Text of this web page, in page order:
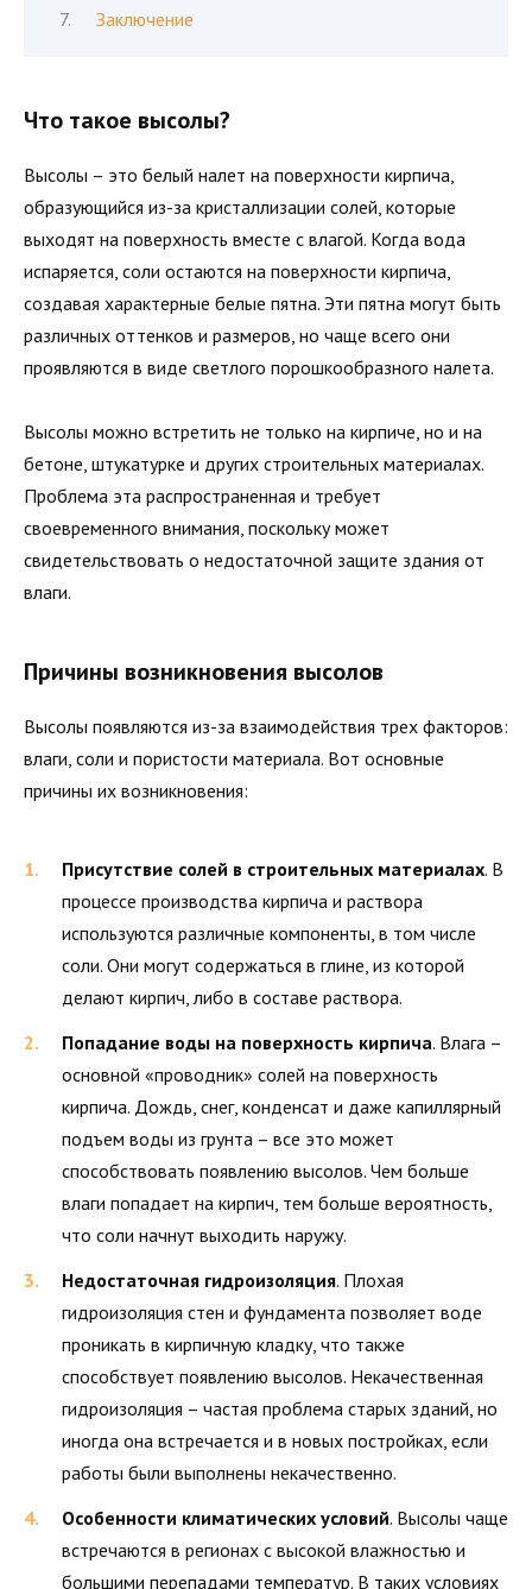
Заключение
Что такое высолы?
Высолы – это белый налет на поверхности кирпича,
образующийся из-за кристаллизации солей, которые
выходят на поверхность вместе с влагой. Когда вода
испаряется, соли остаются на поверхности кирпича,
создавая характерные белые пятна. Эти пятна могут быть
различных оттенков и размеров, но чаще всего они
проявляются в виде светлого порошкообразного налета.
Высолы можно встретить не только на кирпиче, но и на
бетоне, штукатурке и других строительных материалах.
Проблема эта распространенная и требует
своевременного внимания, поскольку может
свидетельствовать о недостаточной защите здания от
влаги.
Причины возникновения высолов
Высолы появляются из-за взаимодействия трех факторов:
влаги, соли и пористости материала. Вот основные
причины их возникновения:
Присутствие солей в строительных материалах. В
процессе производства кирпича и раствора
используются различные компоненты, в том числе
соли. Они могут содержаться в глине, из которой
делают кирпич, либо в составе раствора.
Попадание воды на поверхность кирпича. Влага –
основной «проводник» солей на поверхность
кирпича. Дождь, снег, конденсат и даже капиллярный
подъем воды из грунта – все это может
способствовать появлению высолов. Чем больше
влаги попадает на кирпич, тем больше вероятность,
что соли начнут выходить наружу.
Недостаточная гидроизоляция. Плохая
гидроизоляция стен и фундамента позволяет воде
проникать в кирпичную кладку, что также
способствует появлению высолов. Некачественная
гидроизоляция – частая проблема старых зданий, но
иногда она встречается и в новых постройках, если
работы были выполнены некачественно.
Особенности климатических условий. Высолы чаще
встречаются в регионах с высокой влажностью и
большими перепадами температур. В таких условиях